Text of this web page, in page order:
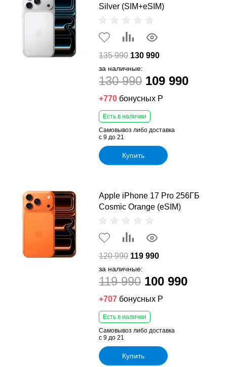
Silver (SIM+eSIM)
135 990 130 990
за наличные:
130 990 109 990
+770 бонусных Р
Есть в наличии
Самовывоз либо доставка
с 9 до 21
Купить
Apple iPhone 17 Pro 256ГБ
Cosmic Orange (eSIM)
120 990 119 990
за наличные:
119 990 100 990
+707 бонусных Р
Есть в наличии
Самовывоз либо доставка
с 9 до 21
Купить